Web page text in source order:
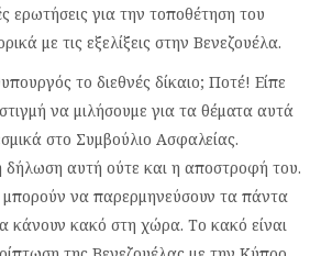
ερωτήσεις για την τοποθέτηση του
με τις εξελίξεις στην Βενεζουέλα.
το διεθνές δίκαιο; Ποτέ! Είπε
να μιλήσουμε για τα θέματα αυτά
στο Συμβούλιο Ασφαλείας.
δήλωση αυτή ούτε και η αποστροφή του.
μπορούν να παρερμηνεύσουν τα πάντα
κάνουν κακό στη χώρα. Το κακό είναι